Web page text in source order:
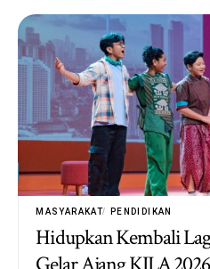
MASYARAKAT PENDIDIKAN
Hidupkan Kembali